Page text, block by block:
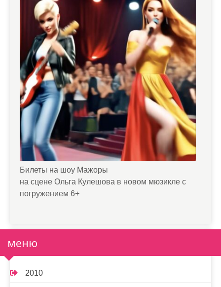
Билеты на шоу Мажоры
на сцене Ольга Кулешова в новом мюзикле с
погружением 6+
меню
2010